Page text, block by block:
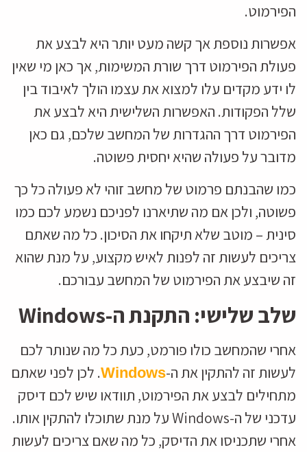
הפירמוט.
אפשרות נוספת אך קשה מעט יותר היא לבצע את
פעולת הפירמוט דרך שורת המשימות, אך כאן מי שאין
לו ידע מקדים עלו למצוא את עצמו הולך לאיבוד בין
שלל הפקודות. האפשרות השלישית היא לבצע את
הפירמוט דרך ההגדרות של המחשב שלכם, גם כאן
מדובר על פעולה שהיא יחסית פשוטה.
כמו שהבנתם פרמוט של מחשב זוהי לא פעולה כל כך
פשוטה, ולכן אם מה שתיארנו לפניכם נשמע לכם כמו
סינית – מוטב שלא תיקחו את הסיכון. כל מה שאתם
צריכים לעשות זה לפנות לאיש מקצוע, על מנת שהוא
זה שיבצע את הפירמוט של המחשב עבורכם.
שלב שלישי: התקנת ה-Windows
אחרי שהמחשב כולו פורמט, כעת כל מה שנותר לכם
לעשות זה להתקין את ה-Windows. לכן לפני שאתם
מתחילים לבצע את הפירמוט, תוודאו שיש לכם דיסק
עדכני של ה-Windows על מנת שתוכלו להתקין אותו.
אחרי שתכניסו את הדיסק, כל מה שאם צריכים לעשות